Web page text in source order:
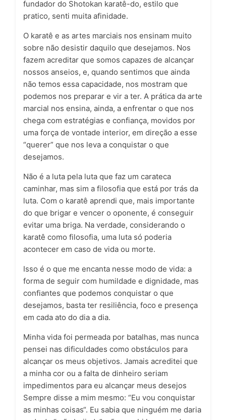
fundador do Shotokan karatê-do, estilo que
pratico, senti muita afinidade.
O karatê e as artes marciais nos ensinam muito
sobre não desistir daquilo que desejamos. Nos
fazem acreditar que somos capazes de alcançar
nossos anseios, e, quando sentimos que ainda
não temos essa capacidade, nos mostram que
podemos nos preparar e vir a ter. A prática da arte
marcial nos ensina, ainda, a enfrentar o que nos
chega com estratégias e confiança, movidos por
uma força de vontade interior, em direção a esse
“querer” que nos leva a conquistar o que
desejamos.
Não é a luta pela luta que faz um carateca
caminhar, mas sim a filosofia que está por trás da
luta. Com o karatê aprendi que, mais importante
do que brigar e vencer o oponente, é conseguir
evitar uma briga. Na verdade, considerando o
karatê como filosofia, uma luta só poderia
acontecer em caso de vida ou morte.
Isso é o que me encanta nesse modo de vida: a
forma de seguir com humildade e dignidade, mas
confiantes que podemos conquistar o que
desejamos, basta ter resiliência, foco e presença
em cada ato do dia a dia.
Minha vida foi permeada por batalhas, mas nunca
pensei nas dificuldades como obstáculos para
alcançar os meus objetivos. Jamais acreditei que
a minha cor ou a falta de dinheiro seriam
impedimentos para eu alcançar meus desejos
Sempre disse a mim mesmo: “Eu vou conquistar
as minhas coisas“. Eu sabia que ninguém me daria